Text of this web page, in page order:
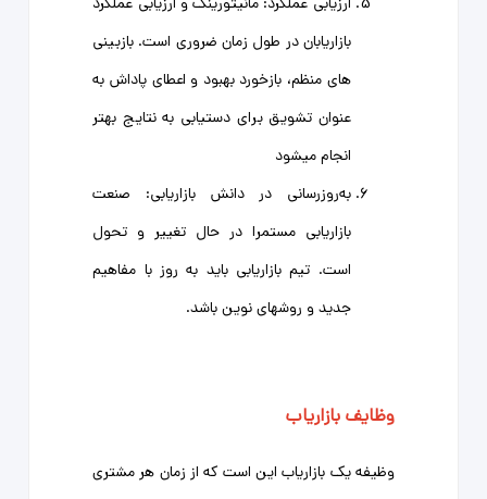
بازاریابان در طول زمان ضروری است. بازبینی
های منظم، بازخورد بهبود و اعطای پاداش به
عنوان تشویق برای دستیابی به نتایج بهتر
انجام میشود
به‌روزرسانی در دانش بازاریابی: صنعت
بازاریابی مستمرا در حال تغییر و تحول
است. تیم بازاریابی باید به روز با مفاهیم
جدید و روشهای نوین باشد.
وظایف بازاریاب
وظیفه یک بازاریاب این است که از زمان هر مشتری